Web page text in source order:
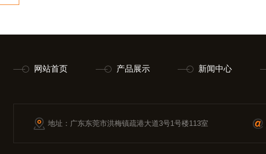
网站首页 产品展示 新闻中心
地址：广东东莞市洪梅镇疏港大道3号1号楼113室